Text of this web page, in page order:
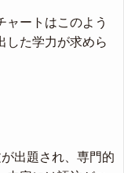
ャートはこのよう
した学力が求めら
出題され、専門的